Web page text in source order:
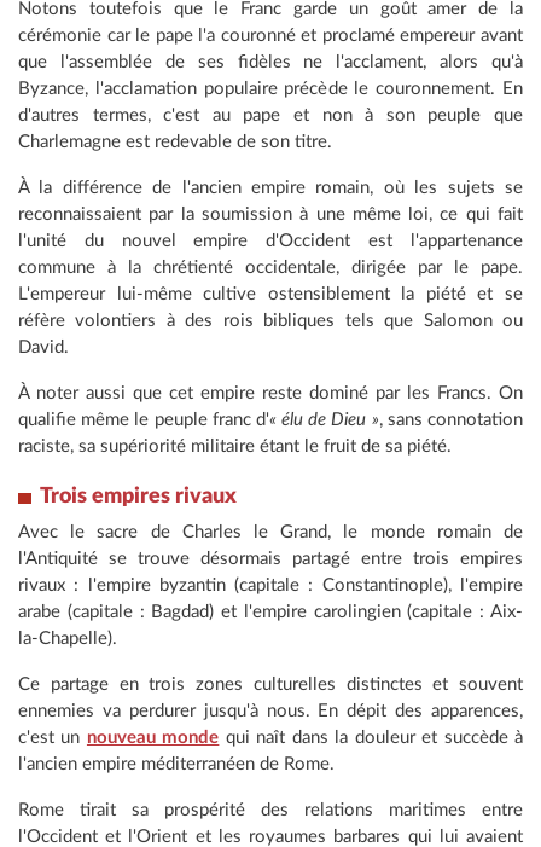
Notons toutefois que le Franc garde un goût amer de la
cérémonie car le pape l'a couronné et proclamé empereur avant
que l'assemblée de ses fidèles ne l'acclament, alors qu'à
Byzance, l'acclamation populaire précède le couronnement. En
d'autres termes, c'est au pape et non à son peuple que
Charlemagne est redevable de son titre.
À la différence de l'ancien empire romain, où les sujets se
reconnaissaient par la soumission à une même loi, ce qui fait
l'unité du nouvel empire d'Occident est l'appartenance
commune à la chrétienté occidentale, dirigée par le pape.
L'empereur lui-même cultive ostensiblement la piété et se
réfère volontiers à des rois bibliques tels que Salomon ou
David.
À noter aussi que cet empire reste dominé par les Francs. On
qualifie même le peuple franc d'« élu de Dieu », sans connotation
raciste, sa supériorité militaire étant le fruit de sa piété.
Trois empires rivaux
Avec le sacre de Charles le Grand, le monde romain de
l'Antiquité se trouve désormais partagé entre trois empires
rivaux : l'empire byzantin (capitale : Constantinople), l'empire
arabe (capitale : Bagdad) et l'empire carolingien (capitale : Aix-
la-Chapelle).
Ce partage en trois zones culturelles distinctes et souvent
ennemies va perdurer jusqu'à nous. En dépit des apparences,
c'est un nouveau monde qui naît dans la douleur et succède à
l'ancien empire méditerranéen de Rome.
Rome tirait sa prospérité des relations maritimes entre
l'Occident et l'Orient et les royaumes barbares qui lui avaient